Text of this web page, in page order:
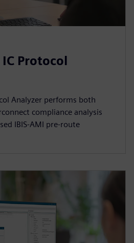
Protocol
Analyzer performs both
compliance analysis
IBIS-AMI pre-route